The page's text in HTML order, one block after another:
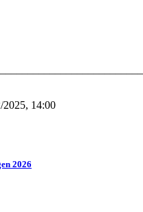
2025, 14:00
2026